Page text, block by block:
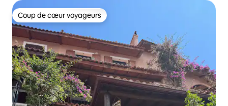
Coup de cœur voyageurs
Coup de cœur voyageurs